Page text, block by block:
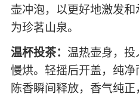
壶冲泡，以更好地激发
为珍茗山泉。
温杯投茶： 温热壶身，
慢烘。轻摇后开盖，纯
陈香瞬间释放，香气纯正